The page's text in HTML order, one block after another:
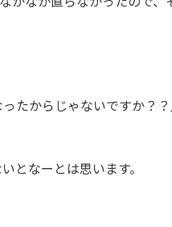
たからじゃないですか？
となーとは思います。